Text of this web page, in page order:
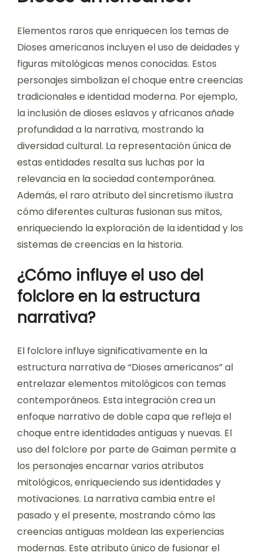
Elementos raros que enriquecen los temas de
Dioses americanos incluyen el uso de deidades y
figuras mitológicas menos conocidas. Estos
personajes simbolizan el choque entre creencias
tradicionales e identidad moderna. Por ejemplo,
la inclusión de dioses eslavos y africanos añade
profundidad a la narrativa, mostrando la
diversidad cultural. La representación única de
estas entidades resalta sus luchas por la
relevancia en la sociedad contemporánea.
Además, el raro atributo del sincretismo ilustra
cómo diferentes culturas fusionan sus mitos,
enriqueciendo la exploración de la identidad y los
sistemas de creencias en la historia.
¿Cómo influye el uso del
folclore en la estructura
narrativa?
El folclore influye significativamente en la
estructura narrativa de “Dioses americanos” al
entrelazar elementos mitológicos con temas
contemporáneos. Esta integración crea un
enfoque narrativo de doble capa que refleja el
choque entre identidades antiguas y nuevas. El
uso del folclore por parte de Gaiman permite a
los personajes encarnar varios atributos
mitológicos, enriqueciendo sus identidades y
motivaciones. La narrativa cambia entre el
pasado y el presente, mostrando cómo las
creencias antiguas moldean las experiencias
modernas. Este atributo único de fusionar el